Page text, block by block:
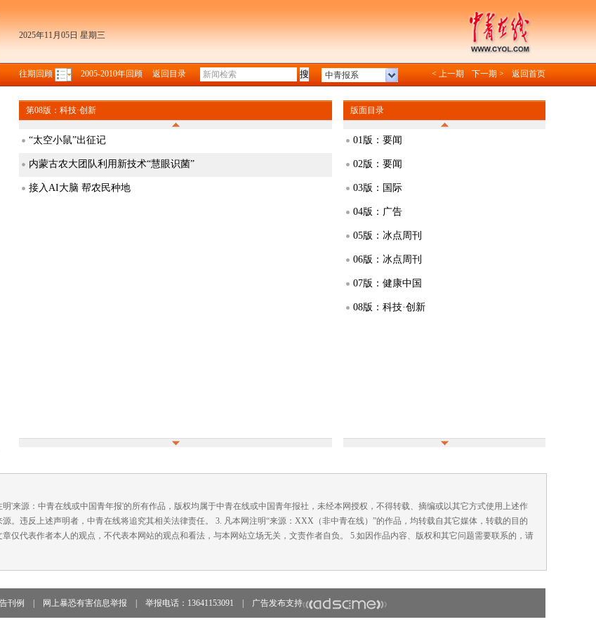
2025年11月05日 星期三
往期回顾 2005-2010年回顾 返回目录 中青报系 < 上一期 下一期 > 返回首页
第08版：科技·创新
“太空小鼠”出征记
内蒙古农大团队利用新技术“慧眼识菌”
接入AI大脑 帮农民种地
版面目录
01版：要闻
02版：要闻
03版：国际
04版：广告
05版：冰点周刊
06版：冰点周刊
07版：健康中国
08版：科技·创新
'来源：中青在线或中国青年报'的所有作品，版权均属于中青在线或中国青年报社，未经本网授权，不得转载、摘编或以其它方式使用上述作
。违反上述声明者，中青在线将追究其相关法律责任。 3. 凡本网注明“来源：XXX（非中青在线）”的作品，均转载自其它媒体，转载的目的
仅代表作者本人的观点，不代表本网站的观点和看法，与本网站立场无关，文责作者自负。 5.如因作品内容、版权和其它问题需要联系的，请
刊例 网上暴恐有害信息举报 举报电话：13641153091 广告发布支持